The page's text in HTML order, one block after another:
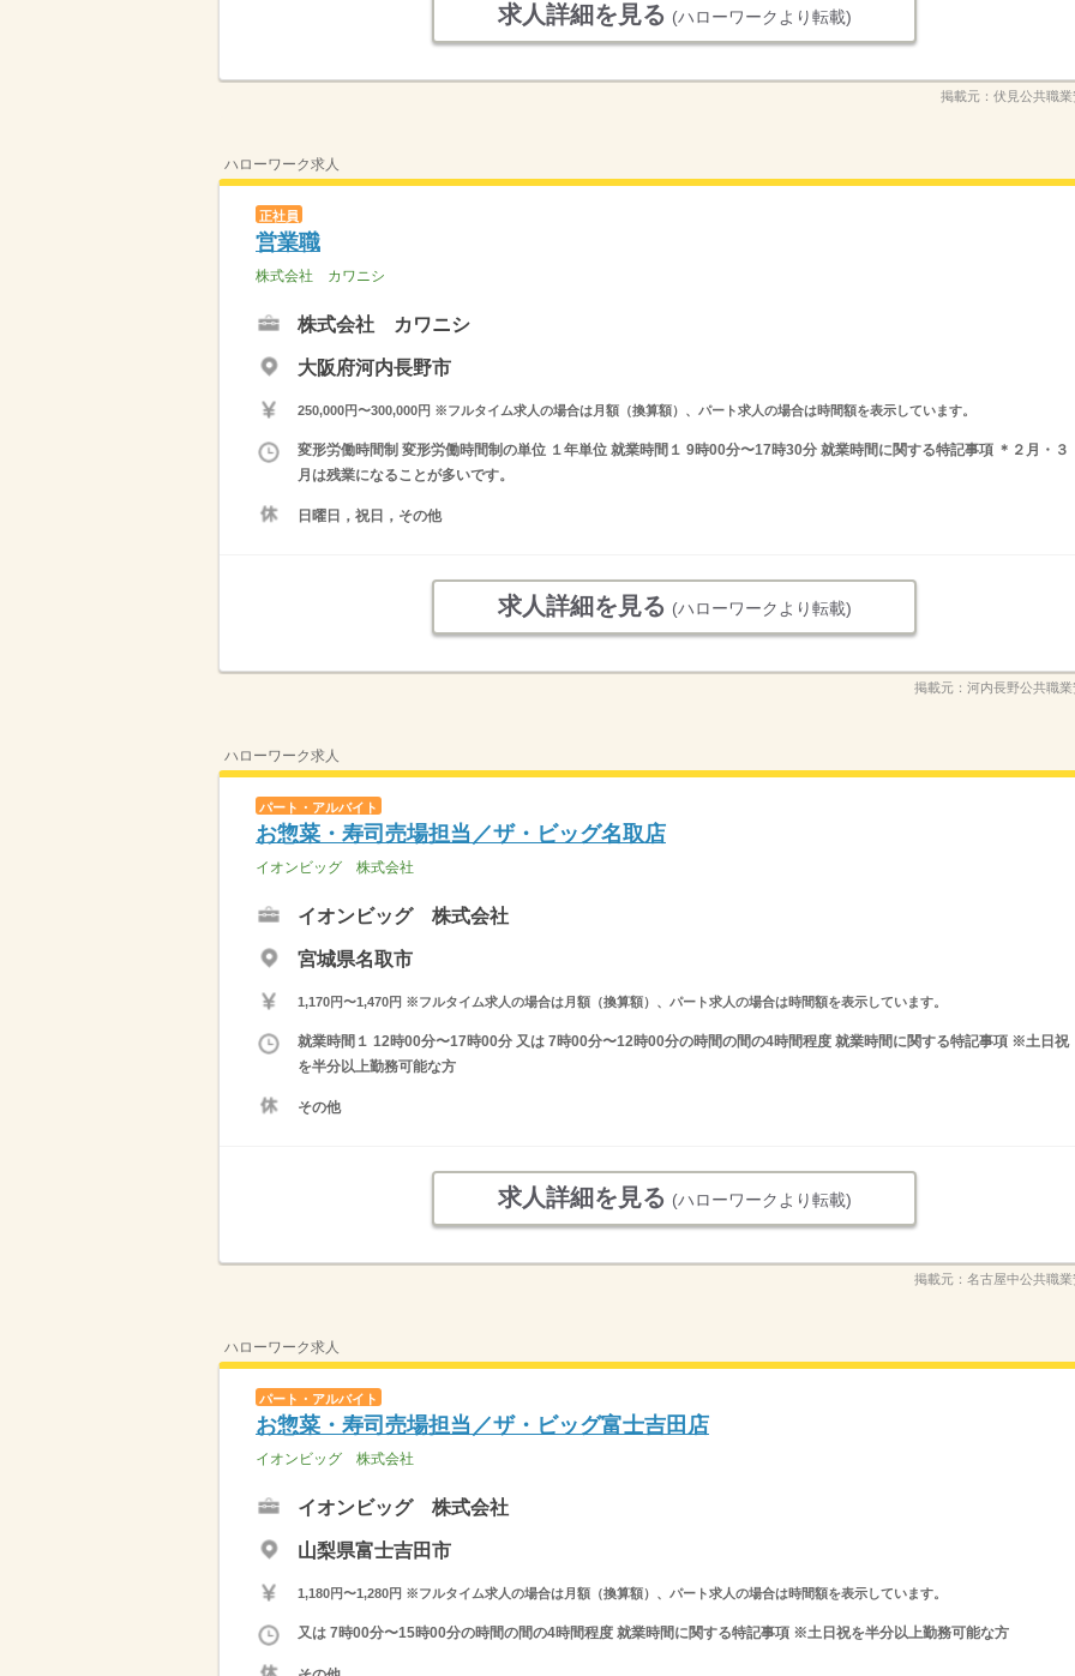
求人詳細を見る (ハローワークより転載)
掲載元： 伏見公共職
ハローワーク求人
正社員
営業職
株式会社 カワニシ
株式会社 カワニシ
大阪府河内長野市
250,000円〜300,000円 ※フルタイム求人の場合は月額（換算額）、パート求人の場合は時間額を表示しています。
変形労働時間制 変形労働時間制の単位 １年単位 就業時間１ 9時00分〜17時30分 就業時間に関する特記事項 ＊２月・３
月は残業になることが多いです。
日曜日，祝日，その他
求人詳細を見る (ハローワークより転載)
掲載元： 河内長野公共職
ハローワーク求人
パート・アルバイト
お惣菜・寿司売場担当／ザ・ビッグ名取店
イオンビッグ 株式会社
イオンビッグ 株式会社
宮城県名取市
1,170円〜1,470円 ※フルタイム求人の場合は月額（換算額）、パート求人の場合は時間額を表示しています。
就業時間１ 12時00分〜17時00分 又は 7時00分〜12時00分の時間の間の4時間程度 就業時間に関する特記事項 ※土日祝
を半分以上勤務可能な方
その他
求人詳細を見る (ハローワークより転載)
掲載元： 名古屋中公共職
ハローワーク求人
パート・アルバイト
お惣菜・寿司売場担当／ザ・ビッグ富士吉田店
イオンビッグ 株式会社
イオンビッグ 株式会社
山梨県富士吉田市
1,180円〜1,280円 ※フルタイム求人の場合は月額（換算額）、パート求人の場合は時間額を表示しています。
又は 7時00分〜15時00分の時間の間の4時間程度 就業時間に関する特記事項 ※土日祝を半分以上勤務可能な方